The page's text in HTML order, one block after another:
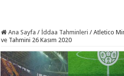
Ana Sayfa / İddaa Tahminleri / Atletico
ve Tahmini 26 Kasım 2020